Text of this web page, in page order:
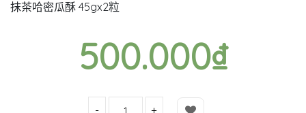
抹茶哈密瓜酥 45gx2粒
500.000₫